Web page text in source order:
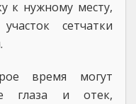
к нужному месту,
сетчатки
время могут
глаза и отек,